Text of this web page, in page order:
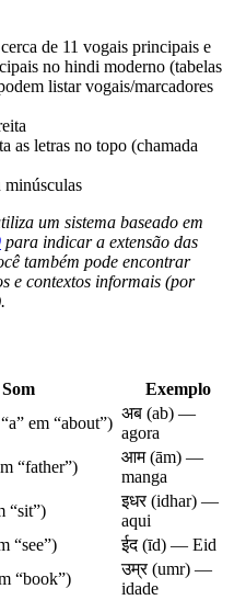
de 11 vogais principais e
no hindi moderno (tabelas
listar vogais/marcadores
as letras no topo (chamada
minúsculas
um sistema baseado em
para indicar a extensão das
também pode encontrar
e contextos informais (por
Som
Exemplo
em “about”)
अब (ab) —
agora
“father”)
आम (ām) —
manga
“sit”)
इधर (idhar) —
aqui
“see”)
ईद (īd) — Eid
“book”)
उम्र (umr) —
idade